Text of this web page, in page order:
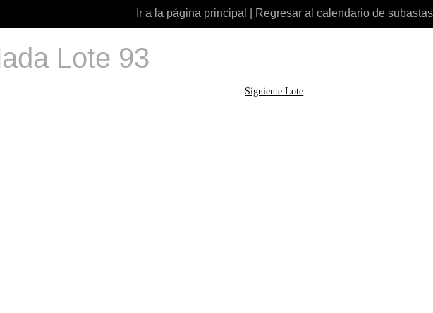
Ir a la página principal Regresar al calendario de subastas
Lote 93
Siguiente Lote